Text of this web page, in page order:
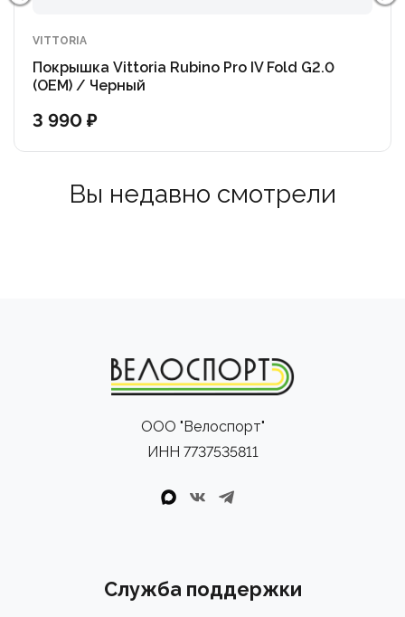
VITTORIA
Покрышка Vittoria Rubino Pro IV Fold G2.0
(OEM) / Черный
3 990 ₽
Вы недавно смотрели
ООО "Велоспорт"
ИНН 7737535811
Служба поддержки